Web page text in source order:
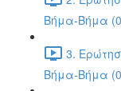
Βήμα-Βήμα
3.
Βήμα-Βήμα